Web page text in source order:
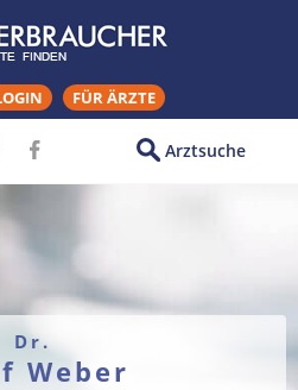
FÜR ÄRZTE
Arztsuche
Dr.
Weber